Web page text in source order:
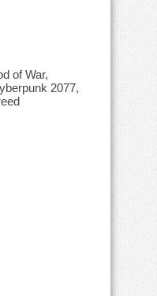
of War,
2077,